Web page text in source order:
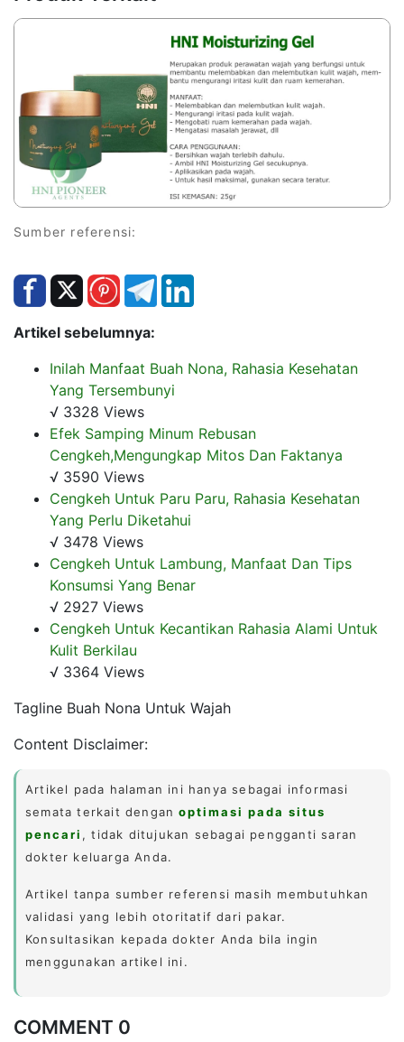
Sumber referensi:
Artikel sebelumnya:
Inilah Manfaat Buah Nona, Rahasia Kesehatan
Yang Tersembunyi
√ 3328 Views
Efek Samping Minum Rebusan
Cengkeh,Mengungkap Mitos Dan Faktanya
√ 3590 Views
Cengkeh Untuk Paru Paru, Rahasia Kesehatan
Yang Perlu Diketahui
√ 3478 Views
Cengkeh Untuk Lambung, Manfaat Dan Tips
Konsumsi Yang Benar
√ 2927 Views
Cengkeh Untuk Kecantikan Rahasia Alami Untuk
Kulit Berkilau
√ 3364 Views
Tagline Buah Nona Untuk Wajah
Content Disclaimer:
Artikel pada halaman ini hanya sebagai informasi
semata terkait denganoptimasi pada situs
pencari , tidak ditujukan sebagai pengganti saran
dokter keluarga Anda.
Artikel tanpa sumber referensi masih membutuhkan
validasi yang lebih otoritatif dari pakar.
Konsultasikan kepada dokter Anda bila ingin
menggunakan artikel ini.
COMMENT 0